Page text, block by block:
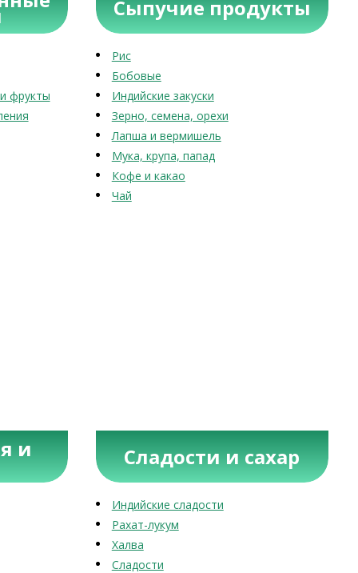
фрукты
Сыпучие продукты
Рис
Бобовые
Индийские закуски
Зерно, семена, орехи
Лапша и вермишель
Мука, крупа, папад
Кофе и какао
Чай
и Сладости и сахар
Индийские сладости
Рахат-лукум
Халва
Сладости